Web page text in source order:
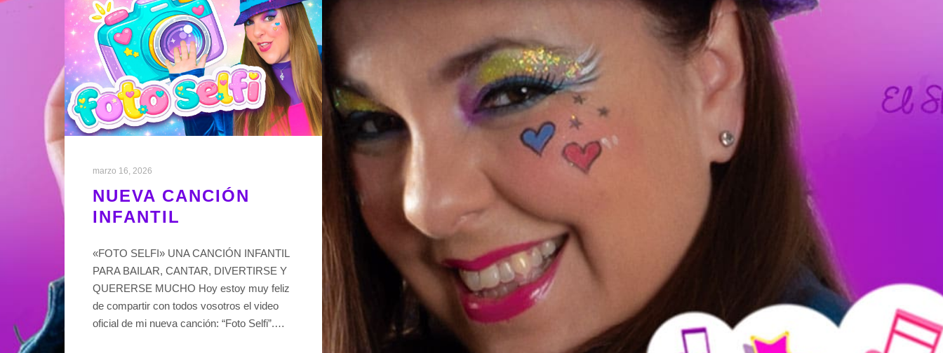
marzo 16, 2026
NUEVA CANCIÓN
INFANTIL
«FOTO SELFI» UNA CANCIÓN INFANTIL
PARA BAILAR, CANTAR, DIVERTIRSE Y
QUERERSE MUCHO Hoy estoy muy feliz
de compartir con todos vosotros el video
oficial de mi nueva canción: “Foto Selfi”.…